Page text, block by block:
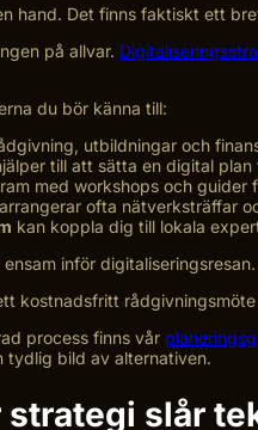
hand. Det finns faktiskt ett
på allvar.
du bör känna till:
utbildningar och
till att sätta en digital
med workshops och guider
arrangerar ofta nätverksträffar
kan koppla dig till lokala
inför
kostnadsfritt
process finns vår
tydlig bild av alternativen.
slår